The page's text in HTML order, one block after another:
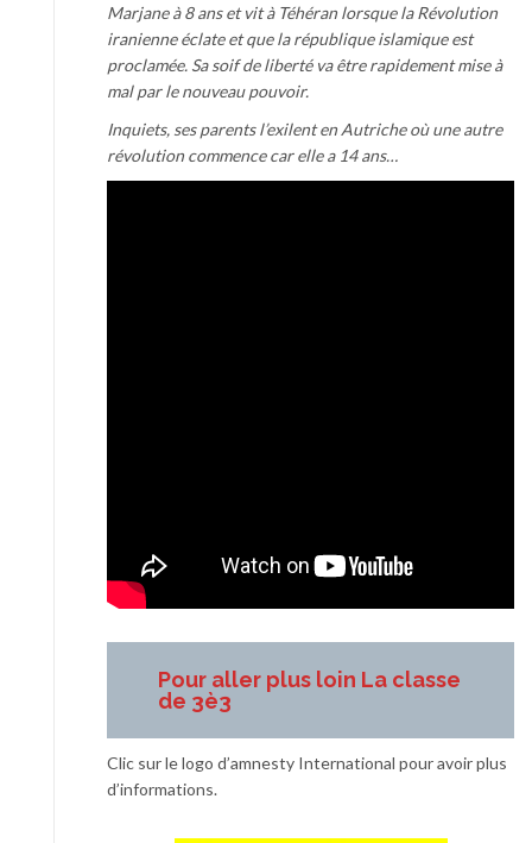
Marjane à 8 ans et vit à Téhéran lorsque la Révolution
iranienne éclate et que la république islamique est
proclamée. Sa soif de liberté va être rapidement mise à
mal par le nouveau pouvoir.
Inquiets, ses parents l’exilent en Autriche où une autre
révolution commence car elle a 14 ans…
Pour aller plus loin La classe
de 3è3
Clic sur le logo d’amnesty International pour avoir plus
d’informations.